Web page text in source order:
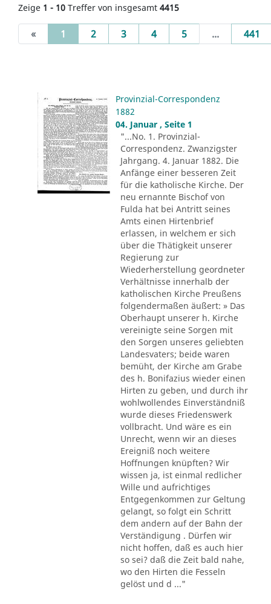
Zeige 1 - 10 Treffer von insgesamt 4415
« 1 (current)
2 3 4 5 ... 441
Provinzial-Correspondenz
1882
04. Januar , Seite 1
"...No. 1. Provinzial-
Correspondenz. Zwanzigster
Jahrgang. 4. Januar 1882. Die
Anfänge einer besseren Zeit
für die katholische Kirche. Der
neu ernannte Bischof von
Fulda hat bei Antritt seines
Amts einen Hirtenbrief
erlassen, in welchem er sich
über die Thätigkeit unserer
Regierung zur
Wiederherstellung geordneter
Verhältnisse innerhalb der
katholischen Kirche Preußens
folgendermaßen äußert: » Das
Oberhaupt unserer h. Kirche
vereinigte seine Sorgen mit
den Sorgen unseres geliebten
Landesvaters; beide waren
bemüht, der Kirche am Grabe
des h. Bonifazius wieder einen
Hirten zu geben, und durch ihr
wohlwollendes Einverständniß
wurde dieses Friedenswerk
vollbracht. Und wäre es ein
Unrecht, wenn wir an dieses
Ereigniß noch weitere
Hoffnungen knüpften? Wir
wissen ja, ist einmal redlicher
Wille und aufrichtiges
Entgegenkommen zur Geltung
gelangt, so folgt ein Schritt
dem andern auf der Bahn der
Verständigung . Dürfen wir
nicht hoffen, daß es auch hier
so sei? daß die Zeit bald nahe,
wo den Hirten die Fesseln
gelöst und d ..."